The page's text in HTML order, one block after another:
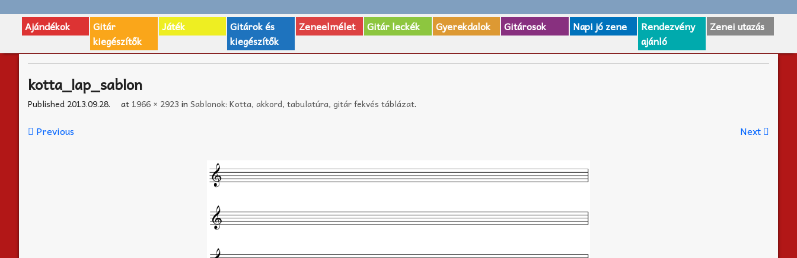
Ajándékok
Gitár
kiegészítők
Játék
Gitárok és
kiegészítők
Zeneelmélet Gitár leckék Gyerekdalok Gitárosok Napi jó zene
Rendezvény
ajánló
Zenei utazás
kotta_lap_sablon
Published 2013.09.28. at 1966 × 2923 in Sablonok: Kotta, akkord, tabulatúra, gitár fekvés táblázat.
Previous Next